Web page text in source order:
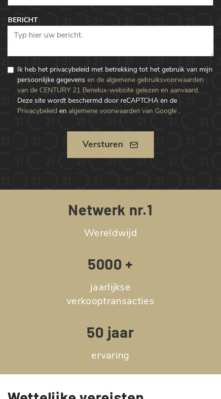
BERICHT
Ik heb het privacybeleid met betrekking tot het gebruik van mijn
persoonlijke gegevens en de algemene gebruiksvoorwaarden
van de CENTURY 21 Benelux-website gelezen en aanvaard.
Deze site wordt beschermd door reCAPTCHA en de
Privacybeleid en algemene voorwaarden van Google .
Versturen
Netwerk nr.1
Wereldwijd
5000 +
jaarlijkse
verkooptransacties
50 jaar
ervaring